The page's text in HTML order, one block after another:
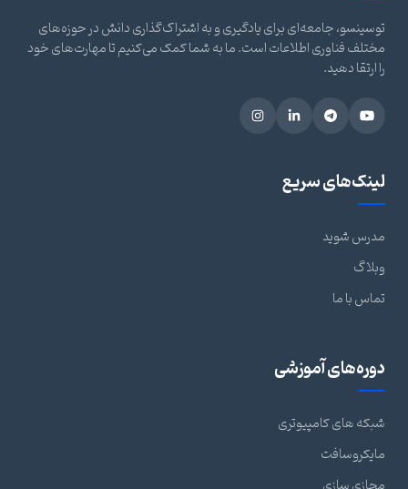
توسینسو، جامعه‌ای برای یادگیری و به اشتراک‌گذاری دانش در حوزه‌های
مختلف فناوری اطلاعات است. ما به شما کمک می‌کنیم تا مهارت‌های خود
را ارتقا دهید.
لینک‌های سریع
مدرس شوید
وبلاگ
تماس با ما
دوره‌های آموزشی
شبکه های کامپیوتری
مایکروسافت